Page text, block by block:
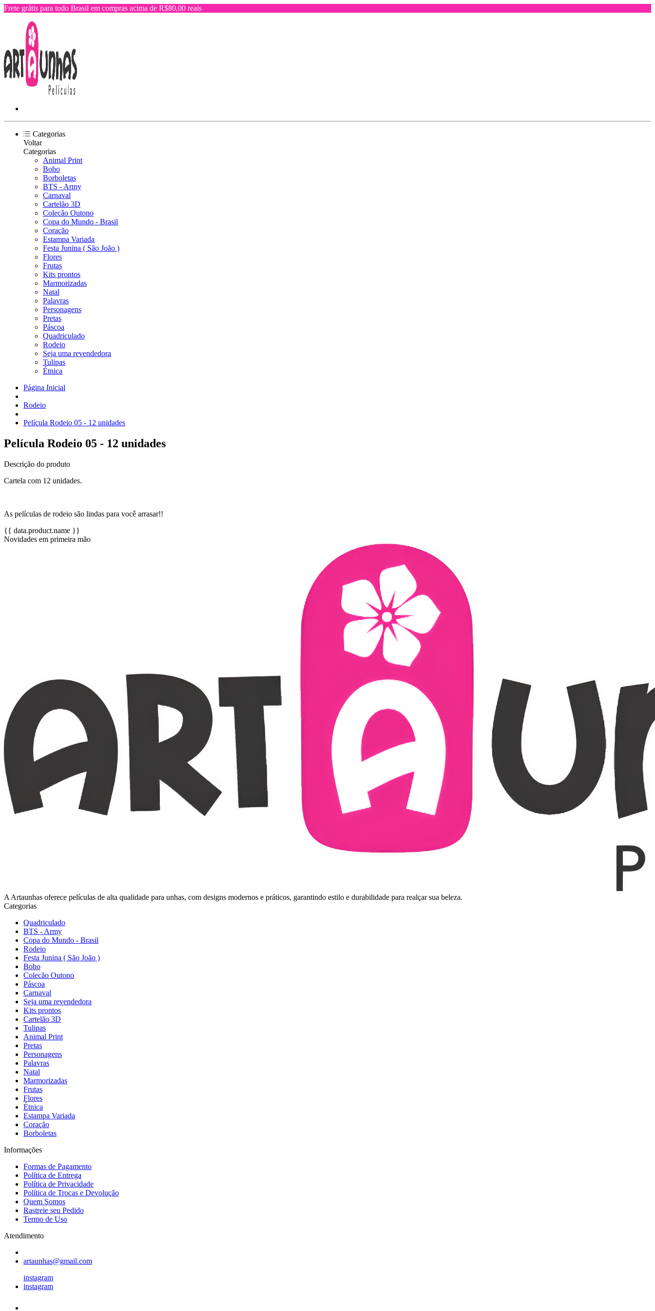
Frete grátis para todo Brasil em compras acima de R$80,00 reais
Categorias
Voltar
Categorias
Animal Print
Boho
Borboletas
BTS - Army
Carnaval
Cartelão 3D
Colecão Outono
Copa do Mundo - Brasil
Coração
Estampa Variada
Festa Junina ( São João )
Flores
Frutas
Kits prontos
Marmorizadas
Natal
Palavras
Personagens
Pretas
Páscoa
Quadriculado
Rodeio
Seja uma revendedora
Tulipas
Étnica
Página Inicial
Rodeio
Película Rodeio 05 - 12 unidades
Película Rodeio 05 - 12 unidades
Descrição do produto
Cartela com 12 unidades.
As películas de rodeio são lindas para você arrasar!!
{{ data.product.name }}
Novidades em primeira mão
A Artaunhas oferece películas de alta qualidade para unhas, com designs modernos e práticos, garantindo estilo e durabilidade para realçar sua beleza.
Categorias
Quadriculado
BTS - Army
Copa do Mundo - Brasil
Rodeio
Festa Junina ( São João )
Boho
Colecão Outono
Páscoa
Carnaval
Seja uma revendedora
Kits prontos
Cartelão 3D
Tulipas
Animal Print
Pretas
Personagens
Palavras
Natal
Marmorizadas
Frutas
Flores
Étnica
Estampa Variada
Coração
Borboletas
Informações
Formas de Pagamento
Política de Entrega
Política de Privacidade
Política de Trocas e Devolução
Quem Somos
Rastreie seu Pedido
Termo de Uso
Atendimento
artaunhas@gmail.com
instagram
instagram